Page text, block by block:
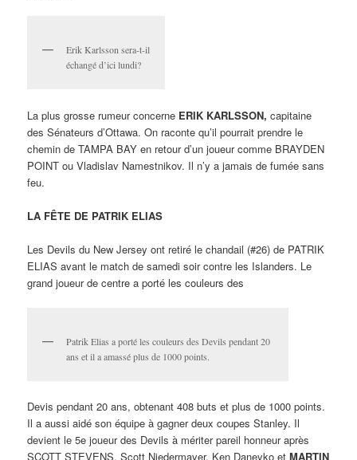
Erik Karlsson sera-t-il
échangé d’ici lundi?
La plus grosse rumeur concerne ERIK KARLSSON, capitaine
des Sénateurs d’Ottawa. On raconte qu’il pourrait prendre le
chemin de TAMPA BAY en retour d’un joueur comme BRAYDEN
POINT ou Vladislav Namestnikov. Il n’y a jamais de fumée sans
feu.
LA FÊTE DE PATRIK ELIAS
Les Devils du New Jersey ont retiré le chandail (#26) de PATRIK
ELIAS avant le match de samedi soir contre les Islanders. Le
grand joueur de centre a porté les couleurs des
Patrik Elias a porté les couleurs des Devils pendant 20
ans et il a amassé plus de 1000 points.
Devis pendant 20 ans, obtenant 408 buts et plus de 1000 points.
Il a aussi aidé son équipe à gagner deux coupes Stanley. Il
devient le 5e joueur des Devils à mériter pareil honneur après
SCOTT STEVENS, Scott Niedermayer, Ken Daneyko etMARTIN